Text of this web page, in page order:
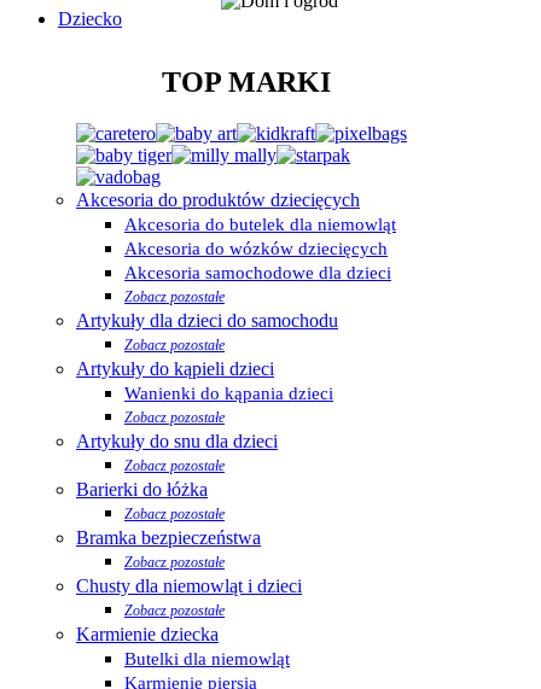
Dziecko
TOP MARKI
Akcesoria do produktów dziecięcych
Akcesoria do butelek dla niemowląt
Akcesoria do wózków dziecięcych
Akcesoria samochodowe dla dzieci
Zobacz pozostałe
Artykuły dla dzieci do samochodu
Zobacz pozostałe
Artykuły do kąpieli dzieci
Wanienki do kąpania dzieci
Zobacz pozostałe
Artykuły do snu dla dzieci
Zobacz pozostałe
Barierki do łóżka
Zobacz pozostałe
Bramka bezpieczeństwa
Zobacz pozostałe
Chusty dla niemowląt i dzieci
Zobacz pozostałe
Karmienie dziecka
Butelki dla niemowląt
Karmienie piersią